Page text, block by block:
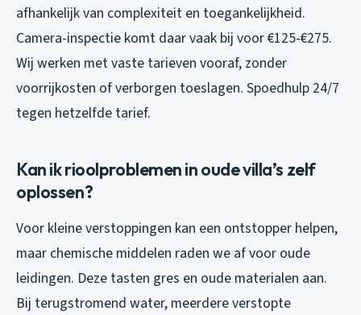
afhankelijk van complexiteit en toegankelijkheid.
Camera-inspectie komt daar vaak bij voor €125-€275.
Wij werken met vaste tarieven vooraf, zonder
voorrijkosten of verborgen toeslagen. Spoedhulp 24/7
tegen hetzelfde tarief.
Kan ik rioolproblemen in oude villa’s zelf
oplossen?
Voor kleine verstoppingen kan een ontstopper helpen,
maar chemische middelen raden we af voor oude
leidingen. Deze tasten gres en oude materialen aan.
Bij terugstromend water, meerdere verstopte